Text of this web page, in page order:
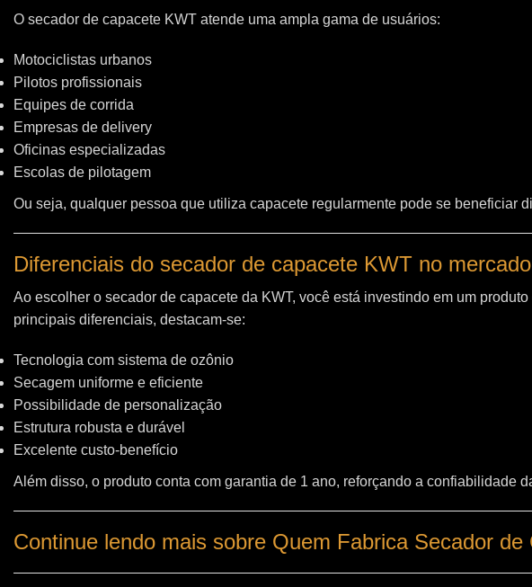
O secador de capacete KWT atende uma ampla gama de usuários:
Motociclistas urbanos
Pilotos profissionais
Equipes de corrida
Empresas de delivery
Oficinas especializadas
Escolas de pilotagem
Ou seja, qualquer pessoa que utiliza capacete regularmente pode se beneficiar
Diferenciais do secador de capacete KWT no mercado
Ao escolher o secador de capacete da KWT, você está investindo em um
principais diferenciais, destacam-se:
Tecnologia com sistema de ozônio
Secagem uniforme e eficiente
Possibilidade de personalização
Estrutura robusta e durável
Excelente custo-benefício
Além disso, o produto conta com garantia de 1 ano, reforçando a confiabilidade
Continue lendo mais sobre Quem Fabrica Secador